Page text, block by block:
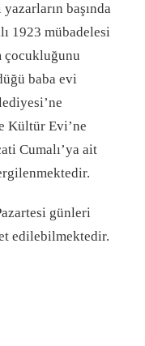
başında
1923 mübadelesi
çocukluğunu
baba evi
Kültür Evi’ne
Cumalı’ya ait
günleri
edilebilmektedir.